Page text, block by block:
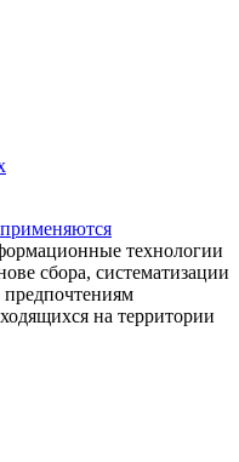
применяются
технологии
сбора, систематизации
предпочтениям
на территории